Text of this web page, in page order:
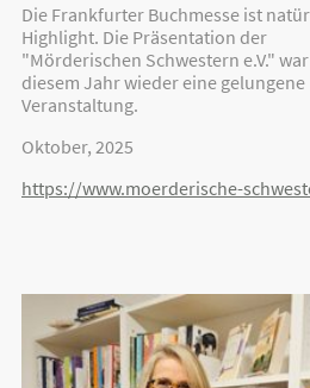
Die Frankfurter Buchmesse ist
Highlight. Die Präsentation der
"Mörderischen Schwestern e.V."
diesem Jahr wieder eine gelungene
Veranstaltung.
Oktober, 2025
https://www.moerderische-